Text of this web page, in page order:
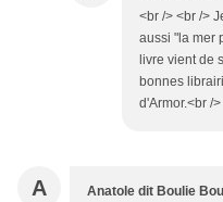
<br /> <br />
aussi "la mer
livre vient de
bonnes
d'Armor.<br /
A Anatole dit Boulie